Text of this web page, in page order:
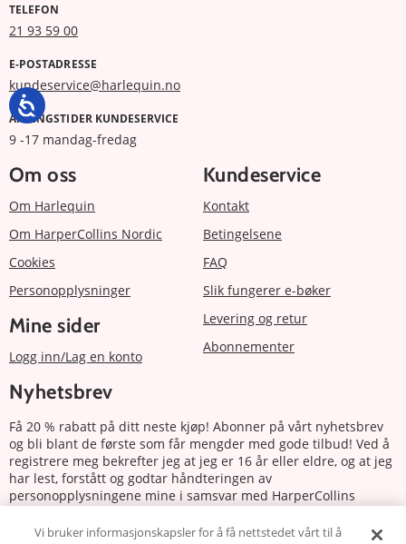
TELEFON
21 93 59 00
E-POSTADRESSE
kundeservice@harlequin.no
ÅPNINGSTIDER KUNDESERVICE
9 -17 mandag-fredag
Om oss
Om Harlequin
Om HarperCollins Nordic
Cookies
Personopplysninger
Mine sider
Logg inn/Lag en konto
Kundeservice
Kontakt
Betingelsene
FAQ
Slik fungerer e-bøker
Levering og retur
Abonnementer
Nyhetsbrev
Få 20 % rabatt på ditt neste kjøp! Abonner på vårt nyhetsbrev
og bli blant de første som får mengder med gode tilbud! Ved å
registrere meg bekrefter jeg at jeg er 16 år eller eldre, og at jeg
har lest, forstått og godtar håndteringen av
personopplysningene mine i samsvar med HarperCollins
Vi bruker informasjonskapsler for å få nettstedet vårt til å